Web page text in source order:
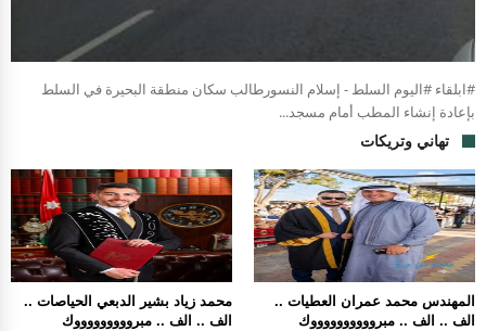
#ابلقاء #اليوم السلط - إسلام النسورطالب سكان منطقة البحيرة في السلط
بإعادة إنشاء المطب أمام مسجد...
تهاني وتريكات
محمد زياد بشير الدبعي الحياصات ..
الف .. الف .. مبروووووووووك
المهندس محمد عمران العطيات ..
الف .. الف .. مبرووووووووووك